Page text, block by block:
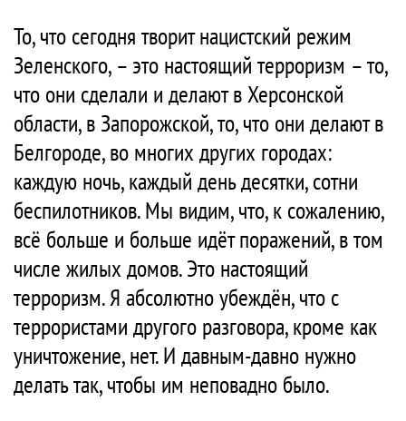
То, что сегодня творит нацистский режим
Зеленского, – это настоящий терроризм – то,
что они сделали и делают в Херсонской
области, в Запорожской, то, что они делают в
Белгороде, во многих других городах:
каждую ночь, каждый день десятки, сотни
беспилотников. Мы видим, что, к сожалению,
всё больше и больше идёт поражений, в том
числе жилых домов. Это настоящий
терроризм. Я абсолютно убеждён, что с
террористами другого разговора, кроме как
уничтожение, нет. И давным-давно нужно
делать так, чтобы им неповадно было.